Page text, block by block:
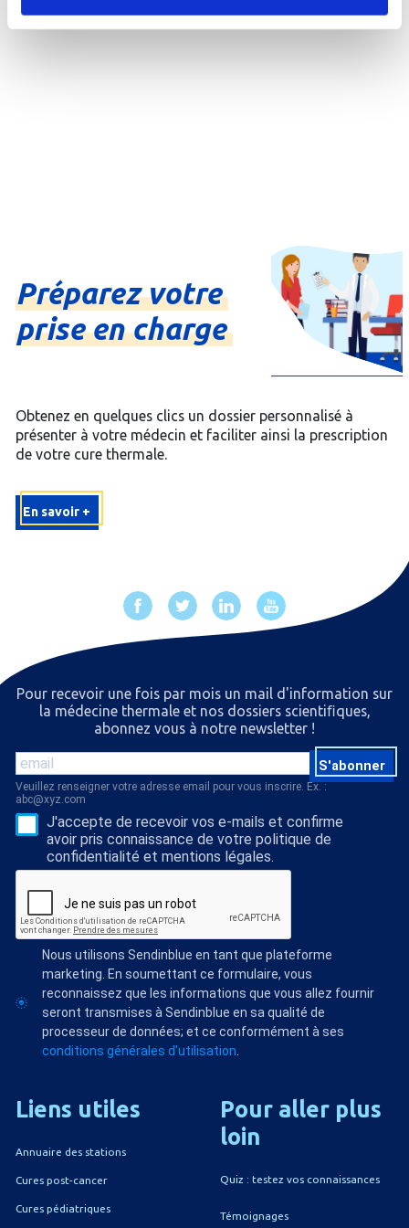
Préparezvotre
priseencharge
Obtenez en quelques clics un dossier personnalisé à
présenter à votre médecin et faciliter ainsi la prescription
de votre cure thermale.
En savoir +
Pour recevoir une fois par mois un mail d'information sur
la médecine thermale et nos dossiers scientiﬁques,
abonnez vous à notre newsletter !
S'abonner
Veuillez renseigner votre adresse email pour vous inscrire. Ex. :
abc@xyz.com
J'accepte de recevoir vos e-mails et confirme
avoir pris connaissance de votre politique de
confidentialité et mentions légales.
Nous utilisons Sendinblue en tant que plateforme
marketing. En soumettant ce formulaire, vous
reconnaissez que les informations que vous allez fournir
seront transmises à Sendinblue en sa qualité de
processeur de données; et ce conformément à ses
conditions générales d'utilisation
Liens utiles
Annuaire des stations
Cures post-cancer
Cures pédiatriques
Pour aller plus
loin
Quiz : testez vos connaissances
Témoignages